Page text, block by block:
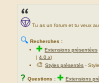
Tu as un forum et tu veux
🔍 Recherches :
✚Extensions présentées
|4.0.x)
🎨Styles présentés -
? Questions : ✚ Extensions